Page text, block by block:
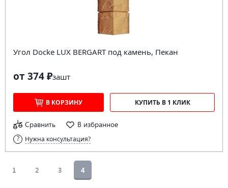
Угол Docke LUX BERGART под камень, Пекан
от 374 ₽зашт
В КОРЗИНУ КУПИТЬ В 1 КЛИК
Сравнить В избранное
Нужна консультация?
1 2 3 4